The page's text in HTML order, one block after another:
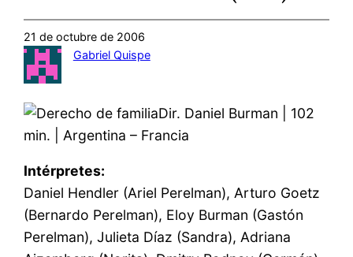
21 de octubre de 2006
Gabriel Quispe
Dir. Daniel Burman | 102
min. | Argentina – Francia
Intérpretes:
Daniel Hendler (Ariel Perelman), Arturo Goetz
(Bernardo Perelman), Eloy Burman (Gastón
Perelman), Julieta Díaz (Sandra), Adriana